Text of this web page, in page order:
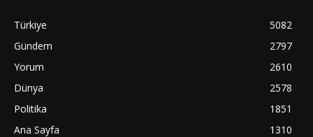
Türkiye
5082
Gündem
2797
Yorum
2610
Dünya
2578
Politika
1851
Ana Sayfa
1310